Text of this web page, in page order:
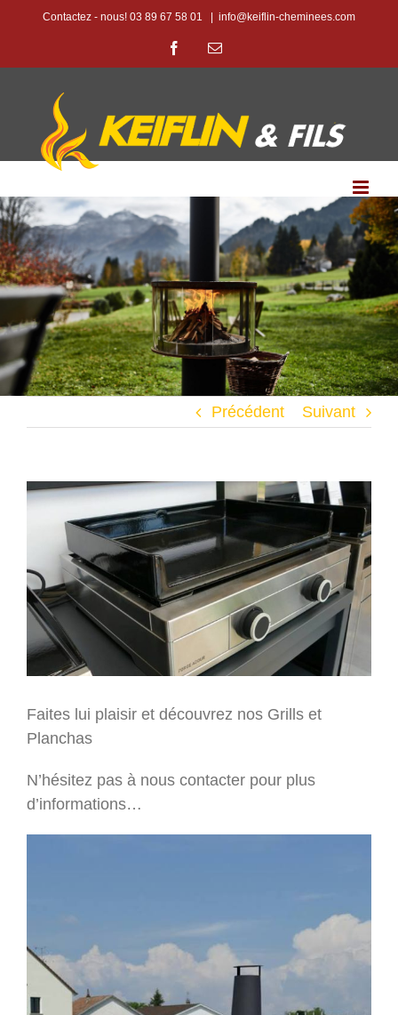
PasserContactez - nous! 03 89 67 58 01 info@keiflin-cheminees.com
FacebookEmail
Précédent Suivant
Voir
l'image
agrandie
Faites lui plaisir et découvrez nos Grills et
Planchas
N’hésitez pas à nous contacter pour plus
d’informations…